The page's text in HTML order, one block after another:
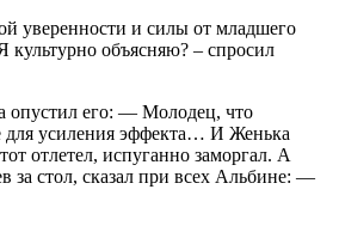
уверенности и силы от младшего
культурно объясняю? – спросил
опустил его: — Молодец, что
для усиления эффекта… И Женька
отлетел, испуганно заморгал. А
за стол, сказал при всех Альбине: —